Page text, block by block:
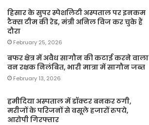
हिसार के सुपर स्पेशलिटी अस्पताल पर इनकम
टैक्स टीम की रेड, मंत्री अनिल विज कर चुके हैं
दौरा
February 25, 2026
बफर क्षेत्र में अवैध सागौन की कटाई करने वाला
वन रक्षक निलंबित, भारी मात्रा में सागौन जब्त
February 13, 2026
हमीदिया अस्पताल में डॉक्टर बनकर ठगी,
मरीजों के परिजनों से वसूले हजारों रुपये,
आरोपी गिरफ्तार